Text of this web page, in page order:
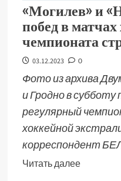
«Могилев» и
побед в матчах
чемпионата
03.12.2023 0
Фото из архива
и Гродно в субботу
регулярный
хоккейной
корреспондент
Читать далее